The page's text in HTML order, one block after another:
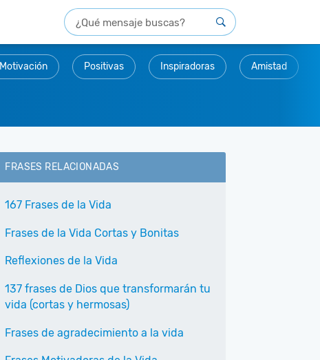
Motivación Positivas Inspiradoras Amistad
FRASES RELACIONADAS
167 Frases de la Vida
Frases de la Vida Cortas y Bonitas
Reflexiones de la Vida
137 frases de Dios que transformarán tu
vida (cortas y hermosas)
Frases de agradecimiento a la vida